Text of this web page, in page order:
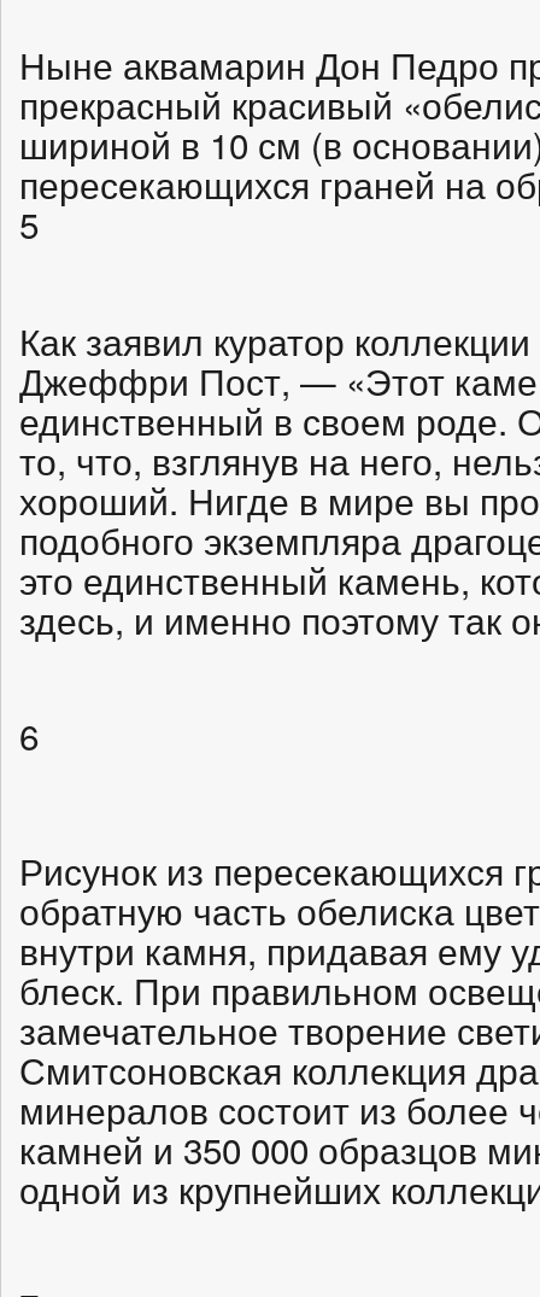
Ныне аквамарин Дон Педро
прекрасный красивый
шириной в 10 см (в
пересекающихся граней на
5
Как заявил куратор
Джеффри Пост, — «Этот
единственный в своем роде.
то, что, взглянув на него,
хороший. Нигде в мире вы
подобного экземпляра
это единственный камень,
здесь, и именно поэтому так
6
Рисунок из пересекающихся
обратную часть обелиска
внутри камня, придавая ему
блеск. При правильном
замечательное творение
Смитсоновская коллекция
минералов состоит из более
камней и 350 000 образцов
одной из крупнейших